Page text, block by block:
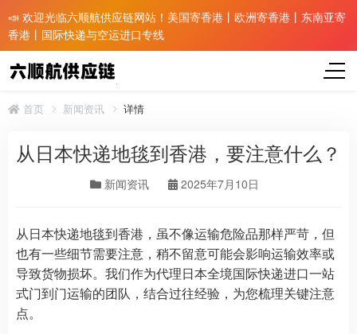
📣 欢迎光临六顺航供应链网站！美国寄香港丨欧洲寄香港丨东南亚寄
香港丨国际快递与空运进口专线
首页 新闻资讯 详情
从日本快递地毯到香港，要注意什么？
新闻资讯 2025年7月10日
从日本快递地毯到香港，虽不像运输危险品那样严苛，但
也有一些细节需要注意，稍不留意可能会影响运输效率或
导致货物损坏。我们作为代理日本全境国际快递进口一站
式门到门运输的团队，结合过往经验，为您梳理关键注意
点。